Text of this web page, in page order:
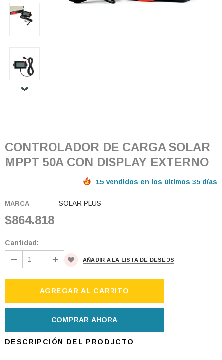
CONTROLADOR DE CARGA SOLAR
MPPT 50A CON DISPLAY EXTERNO
15 Vendidos en los últimos 35 días
MARCA SOLAR PLUS
$864.818
Cantidad:
AÑADIR A LA LISTA DE DESEOS
COMPRAR AHORA
DESCRIPCIÓN DEL PRODUCTO